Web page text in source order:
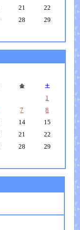
21
22
28
29
金 土
1
7
8
14
15
21
22
28
29